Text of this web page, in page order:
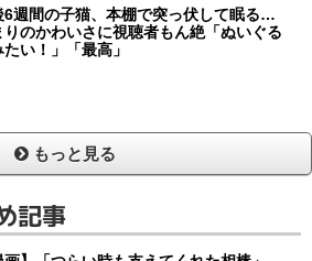
6週間の子猫、本棚で突っ伏して眠る…
りのかわいさに視聴者もん絶「ぬいぐる
たい！」「最高」
もっと見る
記事